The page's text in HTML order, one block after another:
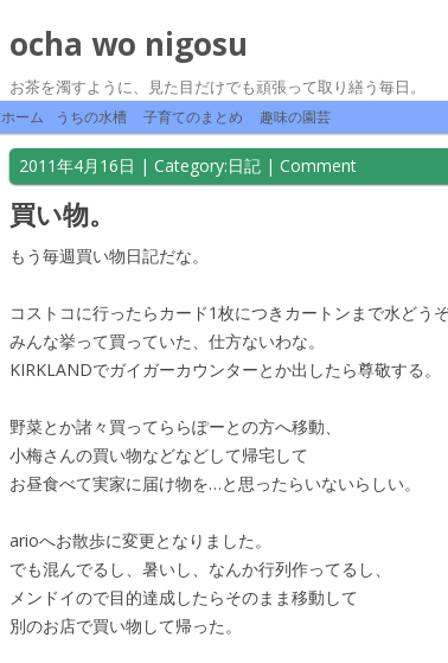
ocha wo nigosu
お茶を濁すように、見た目だけでも頑張って取り繕う毎日。
ホーム うちの水槽 子育てのまとめ 趣味の園芸
2011年4月16日 | Category:日記 | Comment
買い物。
もう毎週買い物日記だな。
コストコに行ったらカード1枚につきカートンまで水どう
みんな挙って買っていた、仕方ないわな。
KIRKLANDでガイガーカウンターとか出したら尊敬する。
野菜とか諸々買ってららぽーとの方へ移動、
小梅さんの買い物などなどして帰宅して
お昼食べて実家に届け物を…と思ったらいないらしい。
arioへお散歩に変更となりました。
でも混んでるし、暑いし、なんか行列作ってるし、
メンドイので目的達成したらそのまま移動して
別のお店で買い物して帰った。